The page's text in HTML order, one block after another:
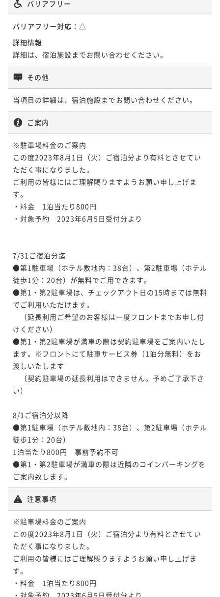
バリアフリー
バリアフリー対応： △
詳細情報
詳細は、宿泊施設までお問い合わせください。
その他
当項目の詳細は、宿泊施設までお問い合わせください。
ご案内
※駐車場料金のご案内
この度2023年8月1日（火）ご宿泊分より有料とさせてい
ただく事になりました。
ご利用の皆様にはご理解賜りますようお願い申し上げま
す。
・料金　1泊当たり800円
・対象予約　2023年6月5日受付分より
7/31ご宿泊分迄
●第1駐車場（ホテル敷地内：38台）、第2駐車場（ホテル
徒歩1分：20台）が無料でご用できます。
●第1・第2駐車場は、チェックアウト日の15時までは無料
でご利用いただけます。
（延長利用ご希望のお客様は一度フロントまでお申し付
けください）
●第1・第2駐車場が満車の際は契約駐車場をご案内いたし
ます。※フロントにて駐車サービス券（1泊分無料）をお
渡しいたします
（契約駐車場の延長利用はできません。予めご了承下さ
い）
8/1ご宿泊分以降
●第1駐車場（ホテル敷地内：38台）、第2駐車場（ホテル
徒歩1分：20台）
1泊当たり800円　事前予約不可
●第1・第2駐車場が満車の際は近隣のコインパーキングを
注意事項
※駐車場料金のご案内
この度2023年8月1日（火）ご宿泊分より有料とさせてい
ただく事になりました。
ご利用の皆様にはご理解賜りますようお願い申し上げま
す。
・料金　1泊当たり800円
・対象予約　2023年6月5日受付分より